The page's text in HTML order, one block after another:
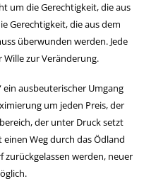
um die Gerechtigkeit, die aus
Gerechtigkeit, die aus dem
überwunden werden. Jede
Wille zur Veränderung.
ein ausbeuterischer Umgang
um jeden Preis, der
der unter Druck setzt
einen Weg durch das Ödland
zurückgelassen werden, neuer